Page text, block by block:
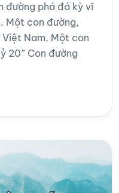
đường phá đá kỳ vĩ
Một con đường,
Nam, Một con
20” Con đường